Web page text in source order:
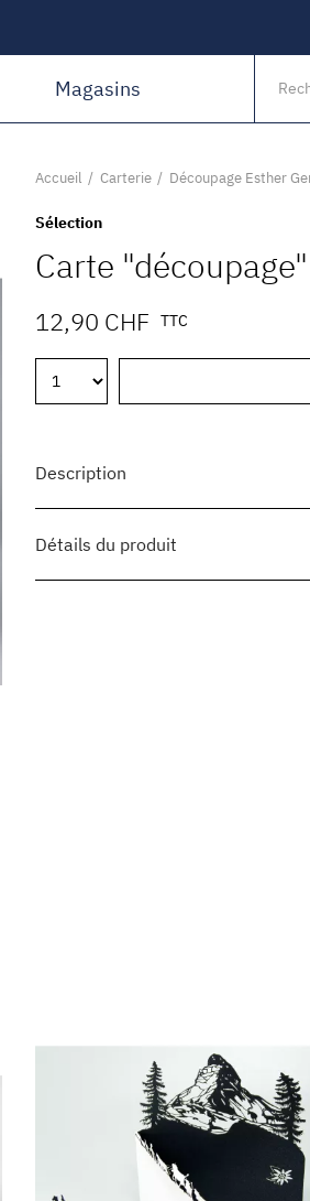
Magasins
Accueil Carterie Découpage Esther
Sélection
Carte
12,90 CHF TTC
Description
Détails du produit